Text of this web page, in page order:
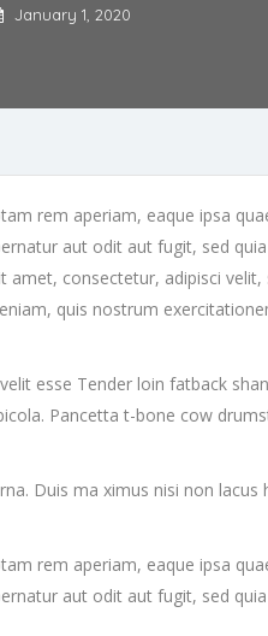
January 1, 2020
rem aperiam, eaque ipsa
aut odit aut fugit, sed
consectetur, adipisci
quis nostrum
esse Tender loin fatback
Pancetta t-bone cow
Duis ma ximus nisi non
rem aperiam, eaque ipsa
aut odit aut fugit, sed